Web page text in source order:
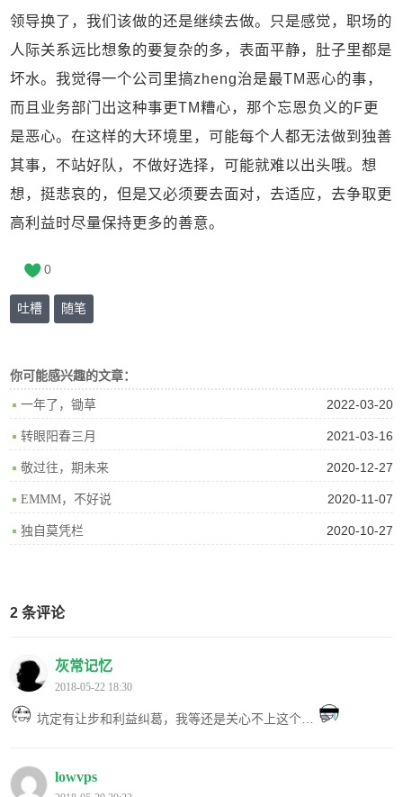
领导换了，我们该做的还是继续去做。只是感觉，职场的
人际关系远比想象的要复杂的多，表面平静，肚子里都是
坏水。我觉得一个公司里搞zheng治是最TM恶心的事，
而且业务部门出这种事更TM糟心，那个忘恩负义的F更
是恶心。在这样的大环境里，可能每个人都无法做到独善
其事，不站好队，不做好选择，可能就难以出头哦。想
想，挺悲哀的，但是又必须要去面对，去适应，去争取更
高利益时尽量保持更多的善意。
0
吐槽 随笔
你可能感兴趣的文章：
2022-03-20
一年了，锄草
2021-03-16
转眼阳春三月
2020-12-27
敬过往，期未来
2020-11-07
EMMM，不好说
2020-10-27
独自莫凭栏
2 条评论
灰常记忆
2018-05-22 18:30
坑定有让步和利益纠葛，我等还是关心不上这个…
lowvps